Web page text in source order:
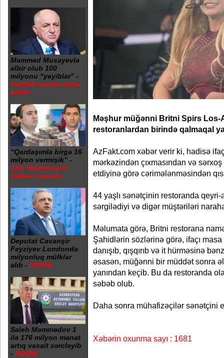
Məmməd Musayevlə
əlbir olub 100
milyonu “yeyiblər” -
Vəzifəli şəxslər həbs
edildi
“Qardaşımla birgə 16
milyon vermişik” -
Tale Heydərovun
ifadəsi oxundu
Deputat Cavanşir
Feyziyev Londonda
milyonluq mülklər
alıb - SİYAHI
Saleh Məmmədov 1
ilə 176 milyon manat
artıq vəsait xərcləyib
- RƏSMİ
Məşhur müğənni Britni Spirs
restoranlardan birində qalmaqal
AzFakt.com xəbər verir ki, hadisə
mərkəzindən çıxmasından və
etdiyinə görə cərimələnməsindən
44 yaşlı sənətçinin restoranda qeyri-
sərgilədiyi və digər müştəriləri
Məlumata görə, Britni restorana
Şahidlərin sözlərinə görə, ifaçı
danışıb, qışqırıb və it hürməsinə
əsasən, müğənni bir müddət sonra
yanından keçib. Bu da restoranda
səbəb olub.
Daha sonra mühafizəçilər sənətçini
Xəbərin oxunma sayı : 1681